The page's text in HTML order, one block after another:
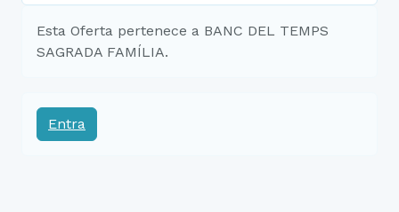
Esta Oferta pertenece a BANC DEL TEMPS
SAGRADA FAMÍLIA.
Entra